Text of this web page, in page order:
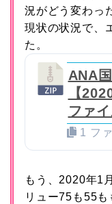
況がどう変わっ
現状の状況で、
た。
ANA
【
ファ
1 フ
もう、2020年1
リュー75も55も